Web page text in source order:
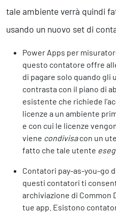
tale ambiente verrà quindi
usando un nuovo set di
Power Apps per
questo contatore offre
di pagare solo quando gli
contrasta con il piano di
esistente che richiede
licenze a un ambiente
e con cui le licenze
viene condivisacon un
fatto che tale utente
Contatori pay-as-you-go
questi contatori ti
archiviazione di Common
tue app. Esistono